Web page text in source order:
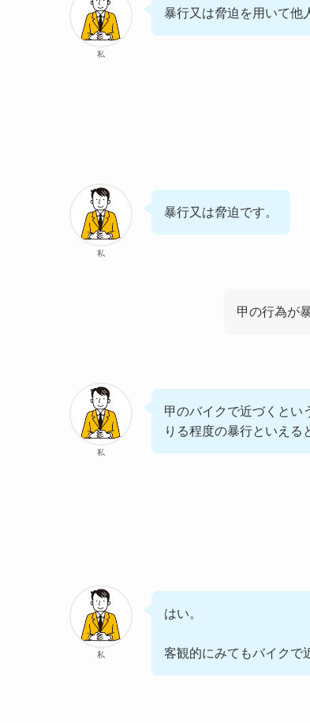
私
暴行又は脅迫を用いて他
私
暴行又は脅迫です。
甲の行為が
私
甲のバイクで近づくとい
りる程度の暴行といえる
私
はい。
客観的にみてもバイクで